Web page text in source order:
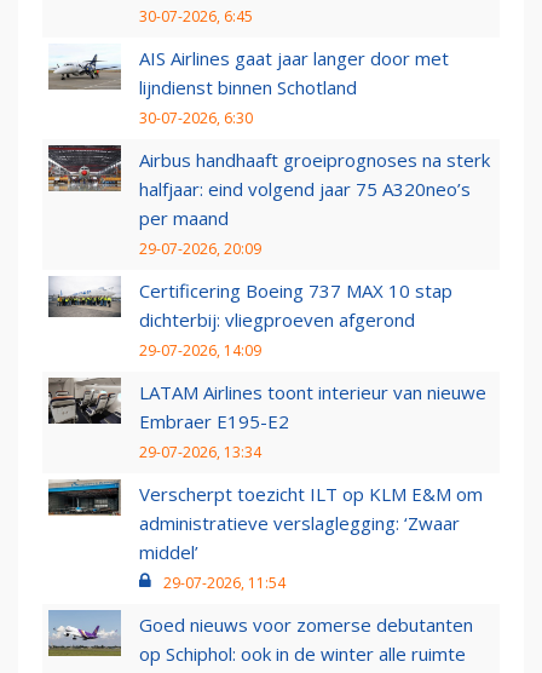
30-07-2026, 6:45
AIS Airlines gaat jaar langer door met
lijndienst binnen Schotland
30-07-2026, 6:30
Airbus handhaaft groeiprognoses na sterk
halfjaar: eind volgend jaar 75 A320neo’s
per maand
29-07-2026, 20:09
Certificering Boeing 737 MAX 10 stap
dichterbij: vliegproeven afgerond
29-07-2026, 14:09
LATAM Airlines toont interieur van nieuwe
Embraer E195-E2
29-07-2026, 13:34
Verscherpt toezicht ILT op KLM E&M om
administratieve verslaglegging: ‘Zwaar
middel’
29-07-2026, 11:54
Goed nieuws voor zomerse debutanten
op Schiphol: ook in de winter alle ruimte